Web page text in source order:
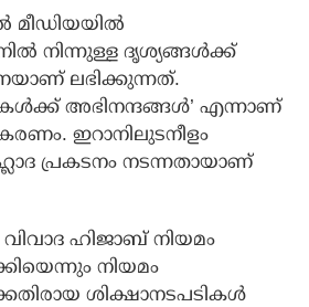
മീഡിയയില്‍
നിന്നുള്ള ദൃശ്യങ്ങള്‍ക്ക്
ലഭിക്കുന്നത്.
അഭിനന്ദങ്ങള്‍’ എന്നാണ്
ഇറാനിലുടനീളം
പ്രകടനം നടന്നതായാണ്
വിവാദ ഹിജാബ് നിയമം
നിയമം
ശിക്ഷാനടപടികള്‍